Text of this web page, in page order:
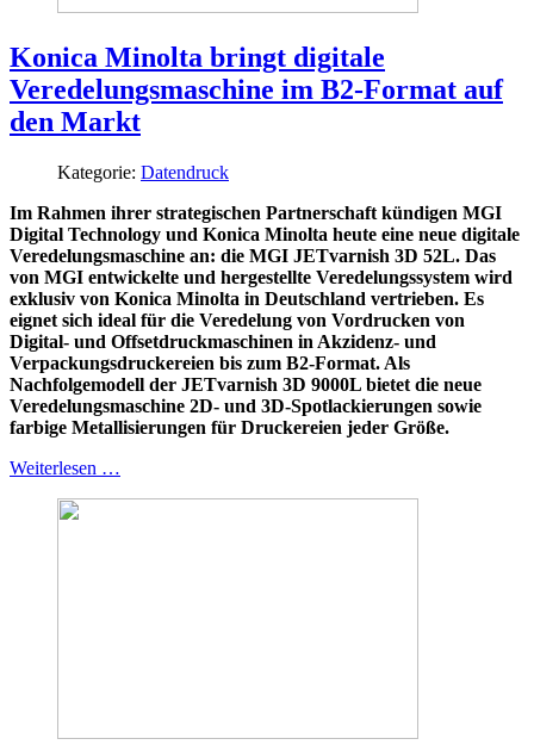
Konica Minolta bringt digitale
Veredelungsmaschine im B2-Format auf
den Markt
Kategorie: Datendruck
Im Rahmen ihrer strategischen Partnerschaft kündigen MGI
Digital Technology und Konica Minolta heute eine neue digitale
Veredelungsmaschine an: die MGI JETvarnish 3D 52L. Das
von MGI entwickelte und hergestellte Veredelungssystem wird
exklusiv von Konica Minolta in Deutschland vertrieben. Es
eignet sich ideal für die Veredelung von Vordrucken von
Digital- und Offsetdruckmaschinen in Akzidenz- und
Verpackungsdruckereien bis zum B2-Format. Als
Nachfolgemodell der JETvarnish 3D 9000L bietet die neue
Veredelungsmaschine 2D- und 3D-Spotlackierungen sowie
farbige Metallisierungen für Druckereien jeder Größe.
Weiterlesen …